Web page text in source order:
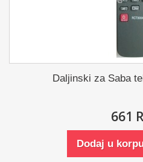
Daljinski za Saba
661
Dodaj u